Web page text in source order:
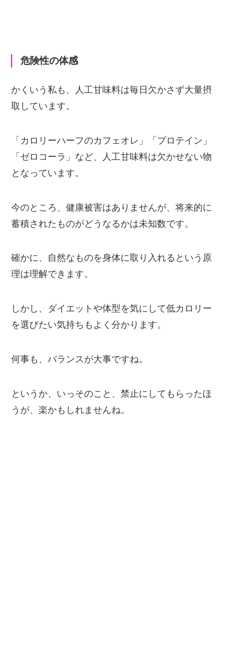
危険性の体感
かくいう私も、人工甘味料は毎日欠かさず大量摂
取しています。
「カロリーハーフのカフェオレ」「プロテイン」
「ゼロコーラ」など、人工甘味料は欠かせない物
となっています。
今のところ、健康被害はありませんが、将来的に
蓄積されたものがどうなるかは未知数です。
確かに、自然なものを身体に取り入れるという原
理は理解できます。
しかし、ダイエットや体型を気にして低カロリー
を選びたい気持ちもよく分かります。
何事も、バランスが大事ですね。
というか、いっそのこと、禁止にしてもらったほ
うが、楽かもしれませんね。